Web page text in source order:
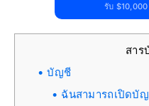
รับ
สาร
บัญชี
ฉันสามารถเปิดบั